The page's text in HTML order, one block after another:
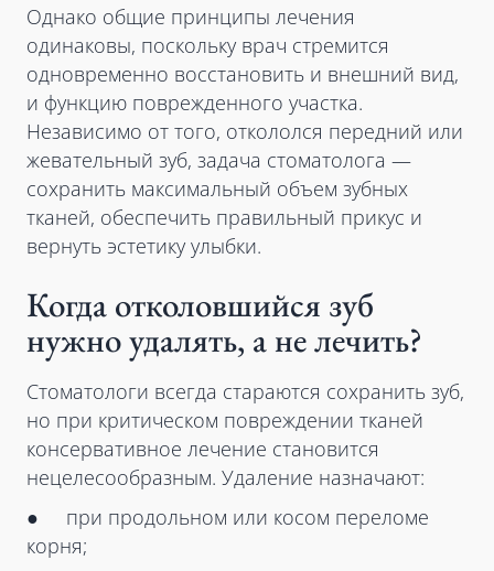
Однако общие принципы лечения
одинаковы, поскольку врач стремится
одновременно восстановить и внешний вид,
и функцию поврежденного участка.
Независимо от того, откололся передний или
жевательный зуб, задача стоматолога —
сохранить максимальный объем зубных
тканей, обеспечить правильный прикус и
вернуть эстетику улыбки.
Когда отколовшийся зуб
нужно удалять, а не лечить?
Стоматологи всегда стараются сохранить зуб,
но при критическом повреждении тканей
консервативное лечение становится
нецелесообразным. Удаление назначают:
● при продольном или косом переломе
корня;